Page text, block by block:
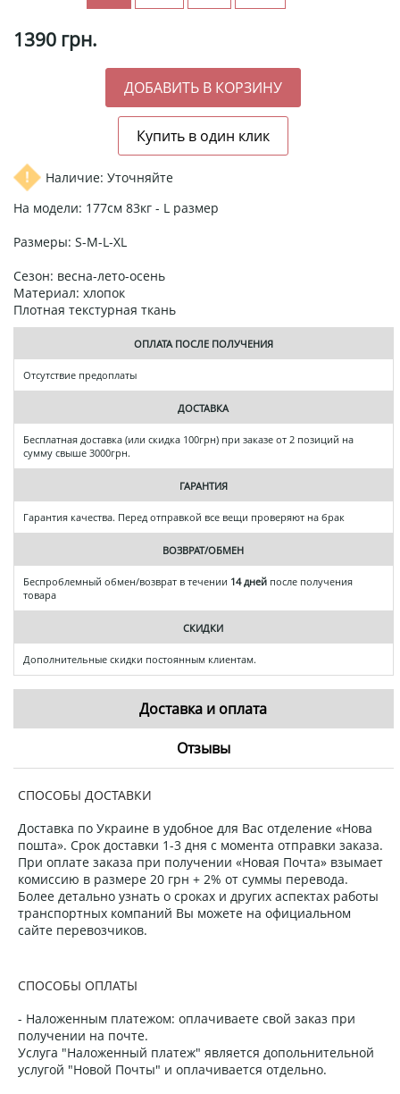
1390 грн.
Наличие: Уточняйте
На модели: 177см 83кг - L размер
Размеры: S-M-L-XL
Сезон: весна-лето-осень
Материал: хлопок
Плотная текстурная ткань
ОПЛАТА ПОСЛЕ ПОЛУЧЕНИЯ
Отсутствие предоплаты
ДОСТАВКА
Бесплатная доставка (или скидка 100грн) при заказе от 2 позиций на
сумму свыше 3000грн.
ГАРАНТИЯ
Гарантия качества. Перед отправкой все вещи проверяют на брак
ВОЗВРАТ/ОБМЕН
Беспроблемный обмен/возврат в течении 14 дней после получения
товара
СКИДКИ
Дополнительные скидки постоянным клиентам.
Доставка и оплата
Отзывы
СПОСОБЫ ДОСТАВКИ
Доставка по Украине в удобное для Вас отделение «Нова
пошта». Срок доставки 1-3 дня с момента отправки заказа.
При оплате заказа при получении «Новая Почта» взымает
комиссию в размере 20 грн + 2% от суммы перевода.
Более детально узнать о сроках и других аспектах работы
транспортных компаний Вы можете на официальном
сайте перевозчиков.
СПОСОБЫ ОПЛАТЫ
- Наложенным платежом: оплачиваете свой заказ при
получении на почте.
Услуга "Наложенный платеж" является допольнительной
услугой "Новой Почты" и оплачивается отдельно.